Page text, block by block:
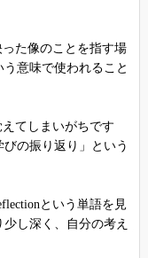
た像のことを指す場
意味で使われること
てしまいがちです
の振り返り」という
という単語を見
し深く、自分の考え